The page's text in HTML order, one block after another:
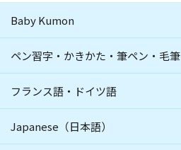
Baby Kumon
ペン習字・かきかた・筆ペン・毛筆
フランス語・ドイツ語
Japanese（日本語）